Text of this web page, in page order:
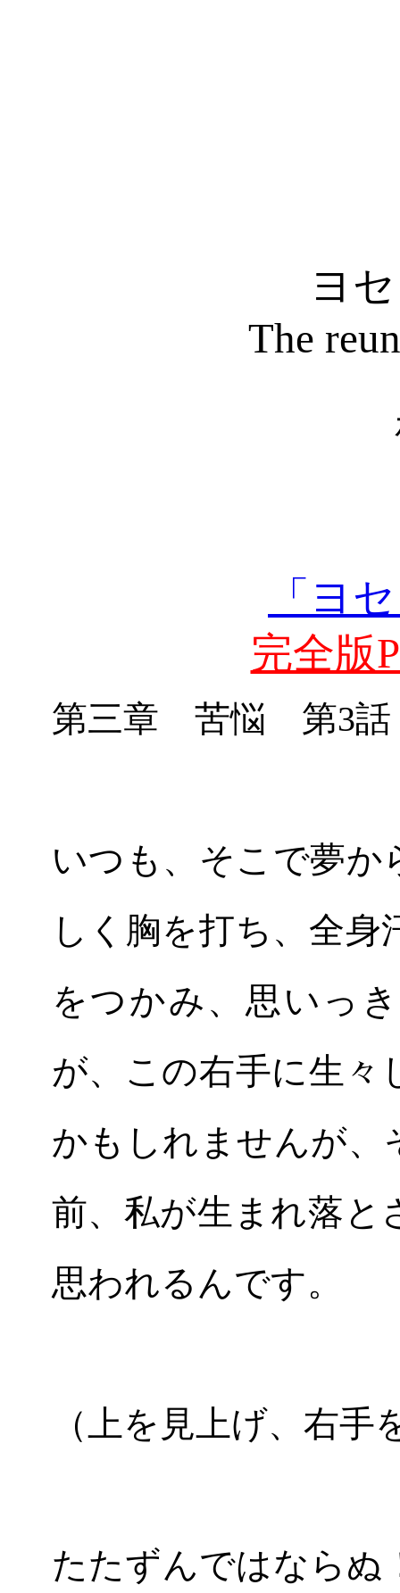
ヨ
The
「ヨ
完全版
第三章 苦悩 第3話
いつも、そこで夢か
しく胸を打ち、全
をつかみ、思いっ
が、この右手に生々
かもしれませんが、
前、私が生まれ落と
思われるんです。
（上を見上げ、右手
たたずんではならぬ